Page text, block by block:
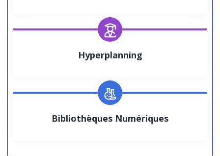
Hyperplanning
Bibliothèques Numériques